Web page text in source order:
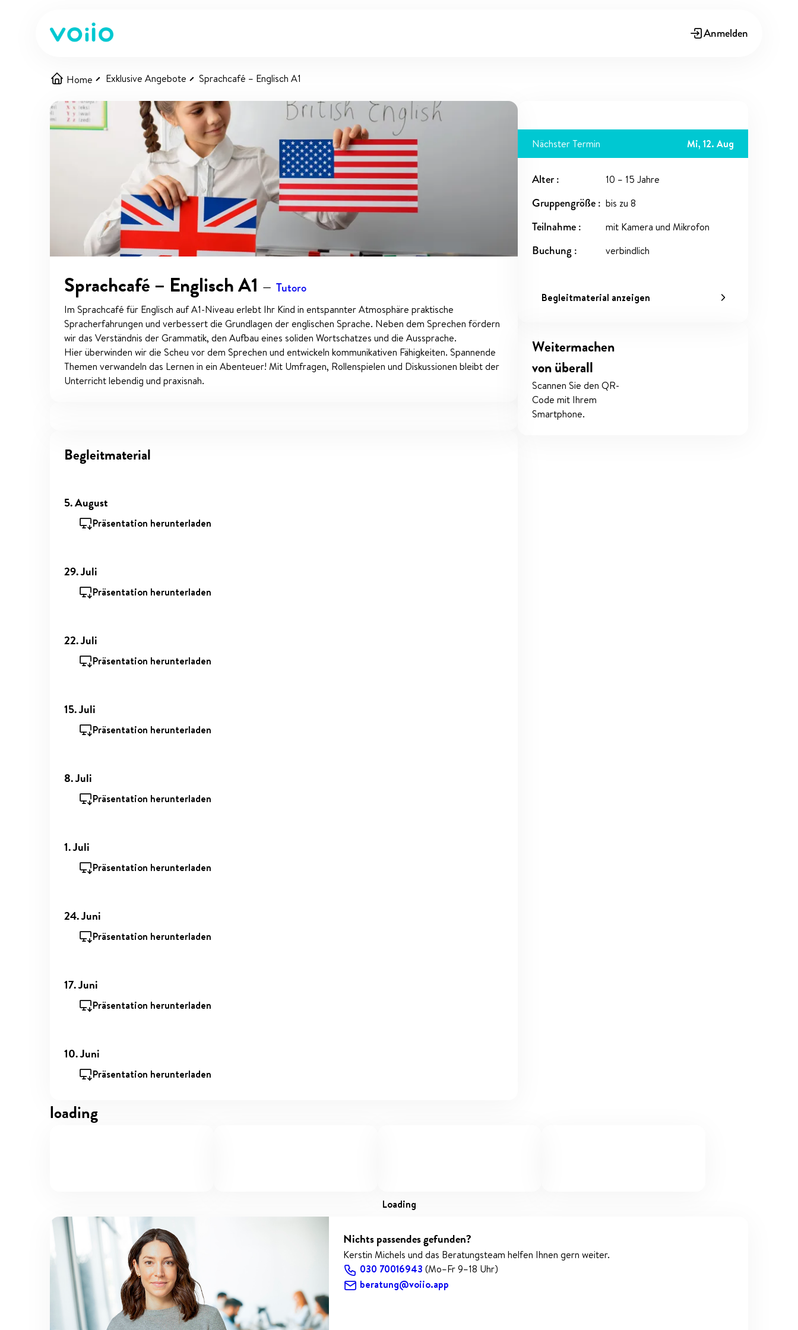
Anmelden
Home Exklusive Angebote Sprachcafé – Englisch A1
Sprachcafé – Englisch A1 — Tutoro
Im Sprachcafé für Englisch auf A1-Niveau erlebt Ihr Kind in entspannter Atmosphäre praktische
Spracherfahrungen und verbessert die Grundlagen der englischen Sprache. Neben dem Sprechen fördern
wir das Verständnis der Grammatik, den Aufbau eines soliden Wortschatzes und die Aussprache.
Hier überwinden wir die Scheu vor dem Sprechen und entwickeln kommunikativen Fähigkeiten. Spannende
Themen verwandeln das Lernen in ein Abenteuer! Mit Umfragen, Rollenspielen und Diskussionen bleibt der
Unterricht lebendig und praxisnah.
Begleitmaterial
5. August
Präsentation herunterladen
29. Juli
Präsentation herunterladen
22. Juli
Präsentation herunterladen
15. Juli
Präsentation herunterladen
8. Juli
Präsentation herunterladen
1. Juli
Präsentation herunterladen
24. Juni
Präsentation herunterladen
17. Juni
Präsentation herunterladen
10. Juni
Präsentation herunterladen
Nächster Termin Mi, 12. Aug
Alter 10 – 15 Jahre
Gruppengröße bis zu 8
Teilnahme mit Kamera und Mikrofon
Buchung verbindlich
Begleitmaterial anzeigen
Weitermachen
von überall
Scannen Sie den QR-
Code mit Ihrem
Smartphone.
loading
loading
Nichts passendes gefunden?
Kerstin Michels und das Beratungsteam helfen Ihnen gern weiter.
030 70016943(Mo–Fr 9–18 Uhr)
beratung@voiio.app